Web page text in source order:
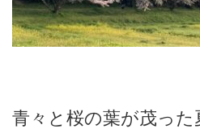
青々と桜の葉が茂った